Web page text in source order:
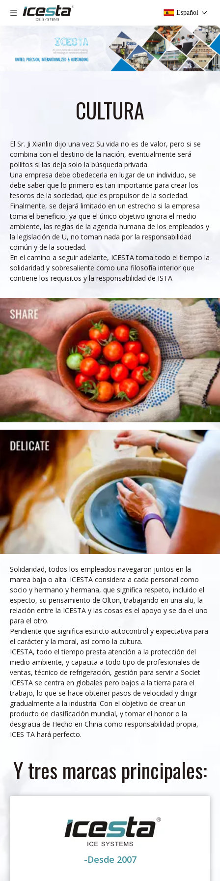
Español
CULTURA
El Sr. Ji Xianlin dijo una vez: Su vida no es de valor, pero si se
combina con el destino de la nación, eventualmente será
pollitos si las deja solo la búsqueda privada.
Una empresa debe obedecerla en lugar de un individuo, se
debe saber que lo primero es tan importante para crear los
tesoros de la sociedad, que es propulsor de la sociedad.
Finalmente, se dejará limitado en un estrecho si la empresa
toma el beneficio, ya que el único objetivo ignora el medio
ambiente, las reglas de la agencia humana de los empleados y
la legislación de U, no toman nada por la responsabilidad
común y de la sociedad.
En el camino a seguir adelante, ICESTA toma todo el tiempo la
solidaridad y sobresaliente como una filosofía interior que
contiene los requisitos y la responsabilidad de ISTA
Solidaridad, todos los empleados navegaron juntos en la
marea baja o alta. ICESTA considera a cada personal como
socio y hermano y hermana, que significa respeto, incluido el
especto, su pensamiento de Olton, trabajando en una alu, la
relación entre la ICESTA y las cosas es el apoyo y se da el uno
para el otro.
Pendiente que significa estricto autocontrol y expectativa para
el carácter y la moral, así como la cultura.
ICESTA, todo el tiempo presta atención a la protección del
medio ambiente, y capacita a todo tipo de profesionales de
ventas, técnico de refrigeración, gestión para servir a Societ
ICESTA se centra en globales pero bajos a la tierra para el
trabajo, lo que se hace obtener pasos de velocidad y dirigir
gradualmente a la industria. Con el objetivo de crear un
producto de clasificación mundial, y tomar el honor o la
desgracia de Hecho en China como responsabilidad propia,
ICES TA hará perfecto.
Y tres marcas principales:
-Desde 2007